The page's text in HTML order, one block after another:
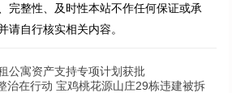
完整性、及时性本站不作任何保证或承
请自行核实相关内容。
公寓资产支持专项计划获批
治在行动 宝鸡桃花源山庄29栋违建被拆